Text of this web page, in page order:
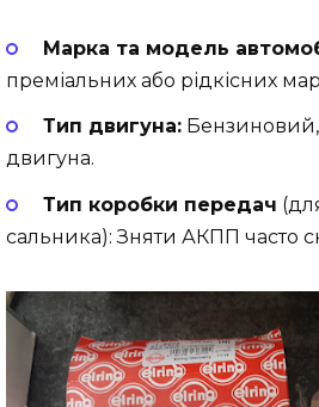
Марка та модель
преміальних або рідкісних
Тип двигуна:Бензиновий,
двигуна.
Тип коробки передач
сальника): Зняти АКПП часто